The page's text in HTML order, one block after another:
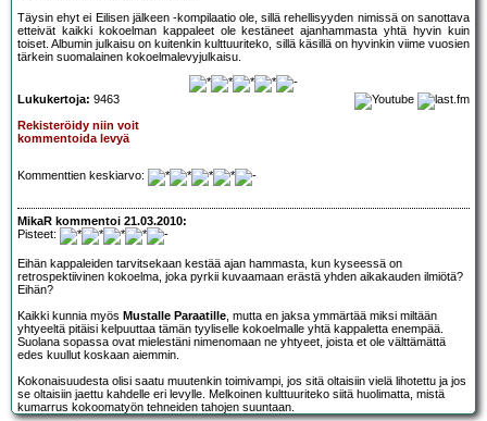
Täysin ehyt ei Eilisen jälkeen -kompilaatio ole, sillä rehellisyyden nimissä on sanottava
etteivät kaikki kokoelman kappaleet ole kestäneet ajanhammasta yhtä hyvin kuin
toiset. Albumin julkaisu on kuitenkin kulttuuriteko, sillä käsillä on hyvinkin viime vuosien
tärkein suomalainen kokoelmalevyjulkaisu.
Lukukertoja: 9463
Rekisteröidy niin voit
kommentoida levyä
Kommenttien keskiarvo:
MikaR kommentoi 21.03.2010:
Pisteet:
Eihän kappaleiden tarvitsekaan kestää ajan hammasta, kun kyseessä on
retrospektiivinen kokoelma, joka pyrkii kuvaamaan erästä yhden aikakauden ilmiötä?
Eihän?
Kaikki kunnia myös Mustalle Paraatille , mutta en jaksa ymmärtää miksi miltään
yhtyeeltä pitäisi kelpuuttaa tämän tyyliselle kokoelmalle yhtä kappaletta enempää.
Suolana sopassa ovat mielestäni nimenomaan ne yhtyeet, joista et ole välttämättä
edes kuullut koskaan aiemmin.
Kokonaisuudesta olisi saatu muutenkin toimivampi, jos sitä oltaisiin vielä lihotettu ja jos
se oltaisiin jaettu kahdelle eri levylle. Melkoinen kulttuuriteko siitä huolimatta, mistä
kumarrus kokoomatyön tehneiden tahojen suuntaan.